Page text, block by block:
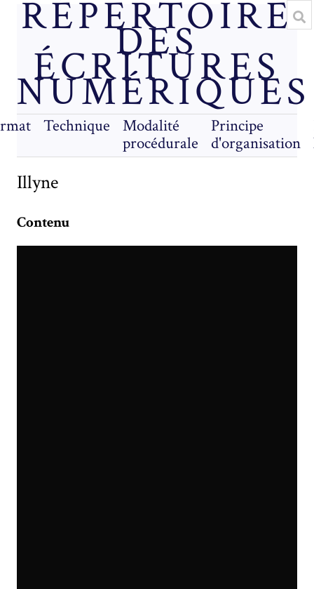
RÉPERTOIRE
DES
ÉCRITURES
NUMÉRIQUES
Technique
Modalité
procédurale
Principe
d'organisation
Illyne
Contenu